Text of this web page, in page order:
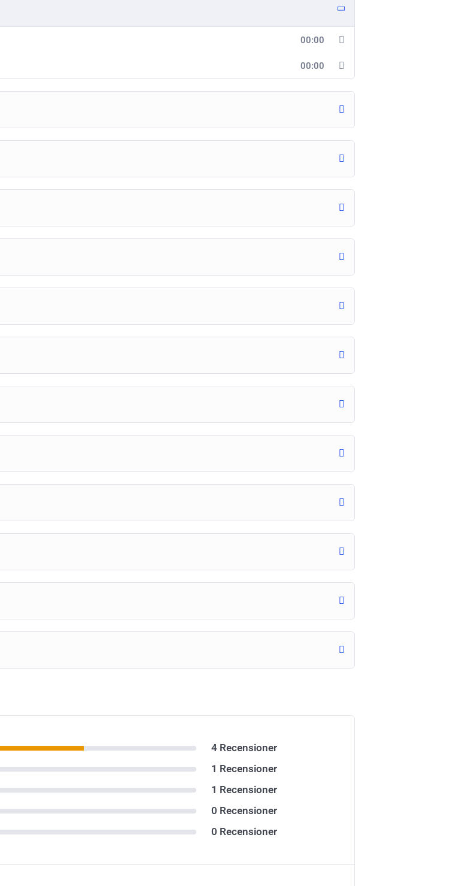
00:00
00:00
4 Recensioner
1 Recensioner
1 Recensioner
0 Recensioner
0 Recensioner